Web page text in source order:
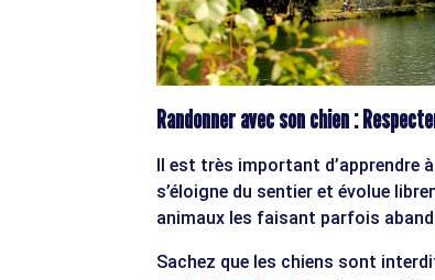
Randonner avec son chien :
Il est très important d’apprendre
s’éloigne du sentier et évolue
animaux les faisant parfois
Sachez que les chiens sont